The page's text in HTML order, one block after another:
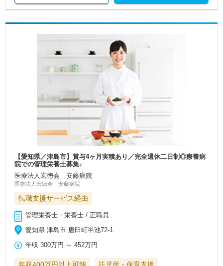
【愛知県／津島市】賞与4ヶ月実積あり／完全週休二日制◎療養病
院での管理栄養士募集♪
医療法人宏徳会 安藤病院
医療法人宏徳会 安藤病院
転職支援サービス経由
管理栄養士・栄養士 / 正職員
愛知県 津島市 唐臼町半池72-1
年収 300万円 ～452万円